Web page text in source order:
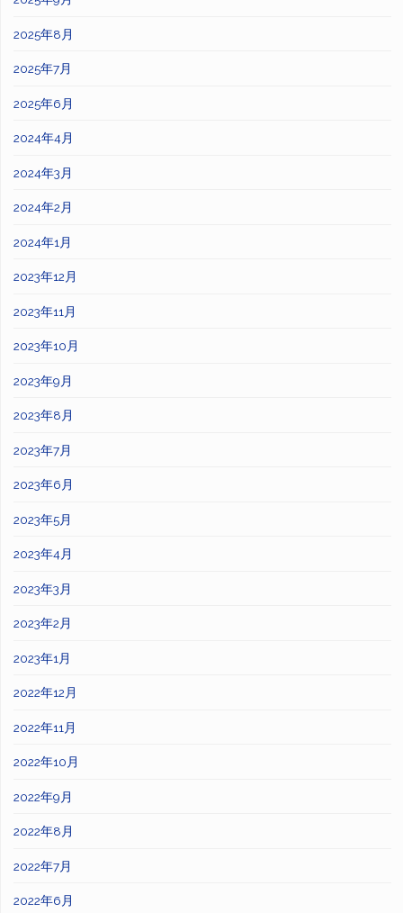
2025年8月
2025年7月
2025年6月
2024年4月
2024年3月
2024年2月
2024年1月
2023年12月
2023年11月
2023年10月
2023年9月
2023年8月
2023年7月
2023年6月
2023年5月
2023年4月
2023年3月
2023年2月
2023年1月
2022年12月
2022年11月
2022年10月
2022年9月
2022年8月
2022年7月
2022年6月